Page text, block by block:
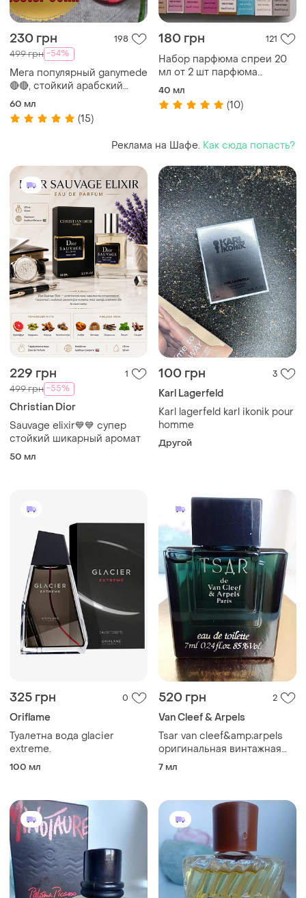
230 грн 198
499 грн -54%
Мега популярный ganymede
🔴🔴, стойкий арабский
тестер 60 мл
60 мл
(15)
180 грн 121
Набор парфюма спреи 20
мл от 2 шт парфюма
женские, мужские, унисекс.
создавайте свой набор,
ароматы, духи тестеры
40 мл
(10)
Реклама на Шафе. Как сюда попасть?
229 грн 1
499 грн -55%
Christian Dior
Sauvage elixir💙💙 супер
стойкий шикарный аромат
50 мл
100 грн 3
Karl Lagerfeld
Karl lagerfeld karl ikonik pour
homme
Другой
325 грн 0
Oriflame
Туалетна вода glacier
extreme.
100 мл
520 грн 2
Van Cleef & Arpels
Tsar van cleef&amp;arpels
оригинальная винтажная
миниатюра
7 мл